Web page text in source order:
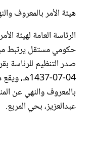
هيئة الأمر بالمعروف
الرئاسة العامة لهيئة
حكومي مستقل يرتبط
04-07-
بالمعروف والنهي عن
عبدالعزيز، بحي المربع.